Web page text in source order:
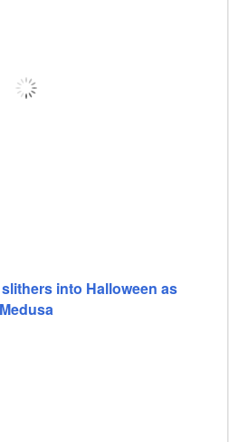
into Halloween as
Medusa